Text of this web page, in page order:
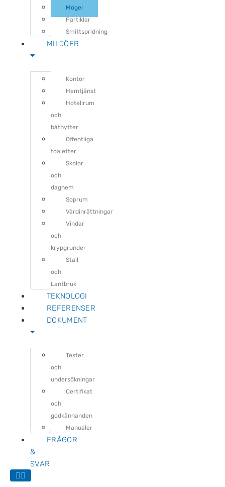
Mögel
Partiklar
Smittspridning
MILJÖER
Kontor
Hemtjänst
Hotellrum
och
båthytter
Offentliga
toaletter
Skolor
och
daghem
Soprum
Vårdinrättningar
Vindar
och
krypgrunder
Stall
och
Lantbruk
TEKNOLOGI
REFERENSER
DOKUMENT
Tester
och
undersökningar
Certifikat
och
godkännanden
Manualer
FRÅGOR
&
SVAR